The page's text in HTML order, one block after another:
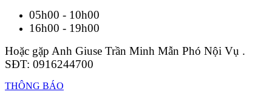
05h00 - 10h00
16h00 - 19h00
Hoặc gặp Anh Giuse Trần Minh Mẫn Phó Nội Vụ .
SĐT: 0916244700
THÔNG BÁO